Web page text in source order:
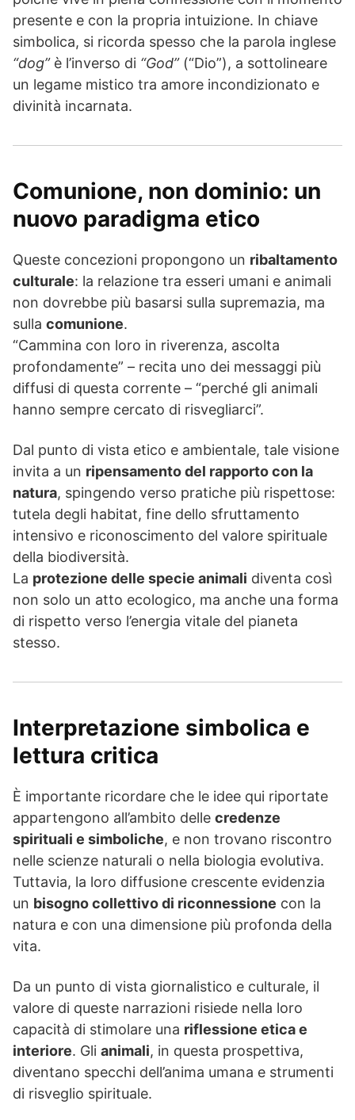
presente e con la propria intuizione. In chiave
simbolica, si ricorda spesso che la parola inglese
“dog”è l’inverso di “God”(“Dio”), a sottolineare
un legame mistico tra amore incondizionato e
divinità incarnata.
Comunione, non dominio: un
nuovo paradigma etico
Queste concezioni propongono un ribaltamento
culturale: la relazione tra esseri umani e animali
non dovrebbe più basarsi sulla supremazia, ma
sulla comunione.
“Cammina con loro in riverenza, ascolta
profondamente” – recita uno dei messaggi più
diffusi di questa corrente – “perché gli animali
hanno sempre cercato di risvegliarci”.
Dal punto di vista etico e ambientale, tale visione
invita a un ripensamento del rapporto con la
natura, spingendo verso pratiche più rispettose:
tutela degli habitat, fine dello sfruttamento
intensivo e riconoscimento del valore spirituale
della biodiversità.
La protezione delle specie animali diventa così
non solo un atto ecologico, ma anche una forma
di rispetto verso l’energia vitale del pianeta
stesso.
Interpretazione simbolica e
lettura critica
È importante ricordare che le idee qui riportate
appartengono all’ambito delle credenze
spirituali e simboliche, e non trovano riscontro
nelle scienze naturali o nella biologia evolutiva.
Tuttavia, la loro diffusione crescente evidenzia
un bisogno collettivo di riconnessione con la
natura e con una dimensione più profonda della
vita.
Da un punto di vista giornalistico e culturale, il
valore di queste narrazioni risiede nella loro
capacità di stimolare una riflessione etica e
interiore. Gli animali, in questa prospettiva,
diventano specchi dell’anima umana e strumenti
di risveglio spirituale.